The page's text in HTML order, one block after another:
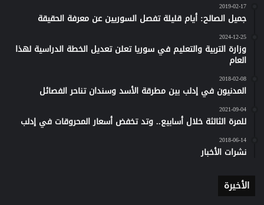
2019-02-17
جميل الصالح: أيام قليلة تفصل السوريين عن معرفة الحقيقة
2024-12-25
وزارة التربية والتعليم في سوريا تعلن تعديل الخطة الدراسية لهذا
العام
2018-02-08
المدنيون في إدلب بين مطرقة الأسد وسندان تناحر الفصائل
2021-09-04
للمرة الثالثة خلال أسابيع.. وتد تخفض أسعار المحروقات في إدلب
2018-06-14
نشرات الأخبار
الأخيرة